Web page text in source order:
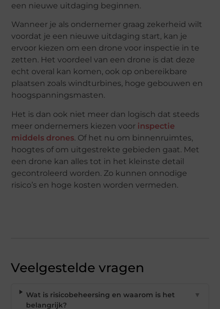
een nieuwe uitdaging beginnen.
Wanneer je als ondernemer graag zekerheid wilt
voordat je een nieuwe uitdaging start, kan je
ervoor kiezen om een drone voor inspectie in te
zetten. Het voordeel van een drone is dat deze
echt overal kan komen, ook op onbereikbare
plaatsen zoals windturbines, hoge gebouwen en
hoogspanningsmasten.
Het is dan ook niet meer dan logisch dat steeds
meer ondernemers kiezen voor inspectie
middels drones. Of het nu om binnenruimtes,
hoogtes of om uitgestrekte gebieden gaat. Met
een drone kan alles tot in het kleinste detail
gecontroleerd worden. Zo kunnen onnodige
risico’s en hoge kosten worden vermeden.
Veelgestelde vragen
Wat is risicobeheersing en waarom is het
belangrijk?
▼